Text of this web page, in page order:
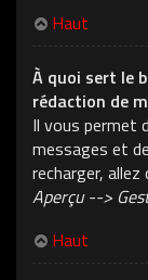
Haut
À quoi sert le
rédaction de
Il vous permet
messages et
recharger,
Aperçu -->
Haut